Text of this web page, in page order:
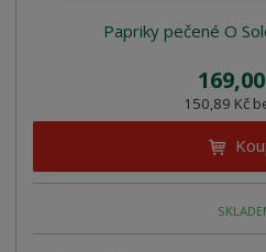
Papriky pečené O
150,89 Kč